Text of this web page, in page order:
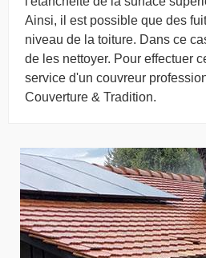
Ainsi, il est possible que des
niveau de la toiture. Dans ce
de les nettoyer. Pour effectuer
service d'un couvreur
Couverture & Tradition.